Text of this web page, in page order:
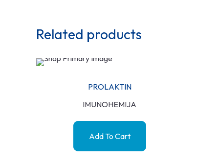
Related products
PROLAKTIN
IMUNOHEMIJA
Add To Cart